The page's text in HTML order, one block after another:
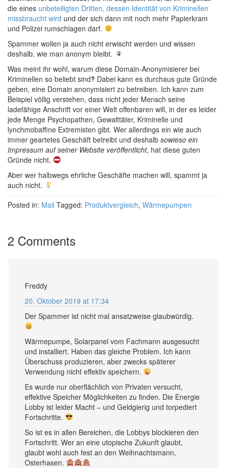
die eines unbeteiligten Dritten, dessen Identität von Kriminellen
missbraucht wird und der sich dann mit noch mehr Papierkram
und Polizei rumschlagen darf.
Spammer wollen ja auch nicht erwischt werden und wissen
deshalb, wie man anonym bleibt.
Was meint ihr wohl, warum diese Domain-Anonymisierer bei
Kriminellen so beliebt sind‽ Dabei kann es durchaus gute Gründe
geben, eine Domain anonymisiert zu betreiben. Ich kann zum
Beispiel völlig verstehen, dass nicht jeder Mensch seine
ladefähige Anschrift vor einer Welt offenbaren will, in der es leider
jede Menge Psychopathen, Gewalttäter, Kriminelle und
lynchmobaffine Extremisten gibt. Wer allerdings ein wie auch
immer geartetes Geschäft betreibt und deshalb sowieso ein
Impressum auf seiner Website veröffentlicht, hat diese guten
Gründe nicht.
Aber wer halbwegs ehrliche Geschäfte machen will, spammt ja
auch nicht.
Posted in: Mail Tagged: Produktvergleich, Wärmepumpen
2 Comments
Freddy
20. Oktober 2019 at 17:34
Der Spammer ist nicht mal ansatzweise glaubwürdig.
Wärmepumpe, Solarpanel vom Fachmann ausgesucht
und installiert. Haben das gleiche Problem. Ich kann
Überschuss produzieren, aber zwecks späterer
Verwendung nicht effektiv speichern.
Es wurde nur oberflächlich von Privaten versucht,
effektive Speicher Möglichkeiten zu finden. Die Energie
Lobby ist leider Macht – und Geldgierig und torpediert
Fortschritte.
So ist es in allen Bereichen, die Lobbys blockieren den
Fortschritt. Wer an eine utopische Zukunft glaubt,
glaubt wohl auch fest an den Weihnachtsmann,
Osterhasen.